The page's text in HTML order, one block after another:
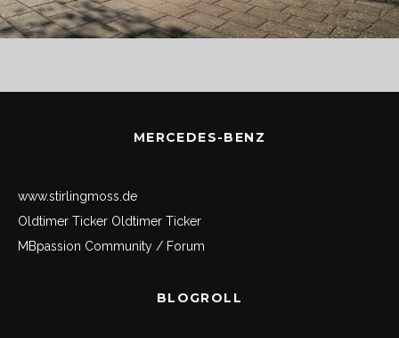
MERCEDES-BENZ
www.stirlingmoss.de
Oldtimer Ticker Oldtimer Ticker
MBpassion Community / Forum
BLOGROLL